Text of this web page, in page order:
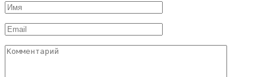
Имя
*
Email
*
Комментарий